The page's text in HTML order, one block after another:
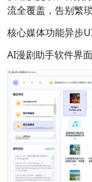
流全覆盖，告别繁
核心媒体功能异步
AI漫剧助手软件界